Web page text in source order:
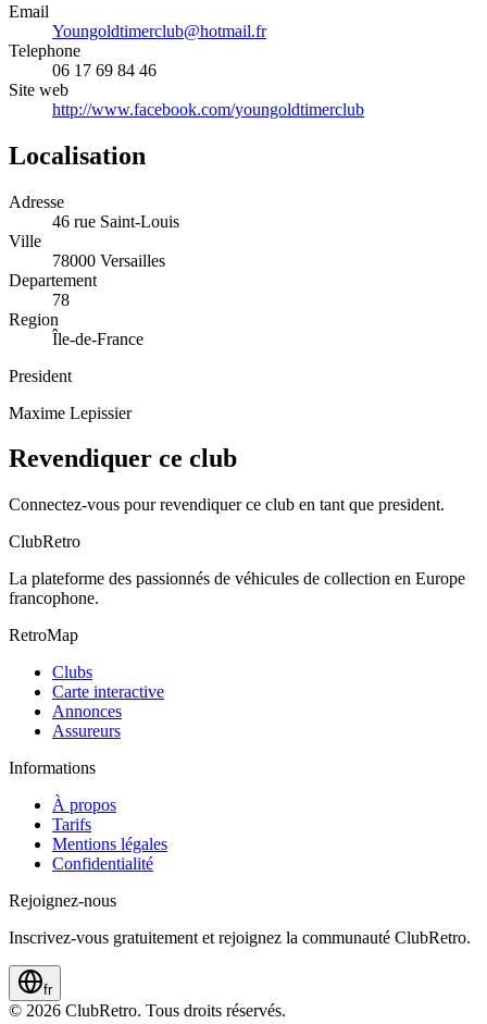
Email
Youngoldtimerclub@hotmail.fr
Telephone
06 17 69 84 46
Site web
http://www.facebook.com/youngoldtimerclub
Localisation
Adresse
46 rue Saint-Louis
Ville
78000 Versailles
Departement
78
Region
Île-de-France
President
Maxime Lepissier
Revendiquer ce club
Connectez-vous pour revendiquer ce club en tant que president.
ClubRetro
La plateforme des passionnés de véhicules de collection en Europe
francophone.
RetroMap
Clubs
Carte interactive
Annonces
Assureurs
Informations
À propos
Tarifs
Mentions légales
Confidentialité
Rejoignez-nous
Inscrivez-vous gratuitement et rejoignez la communauté ClubRetro.
fr
© 2026 ClubRetro. Tous droits réservés.